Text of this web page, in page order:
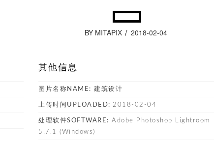
BY MITAPIX 2018-02-04
其他信息
图片名称NAME: 建筑设计
上传时间UPLOADED: 2018-02-04
处理软件SOFTWARE: Adobe Photoshop Lightroom
5.7.1 (Windows)